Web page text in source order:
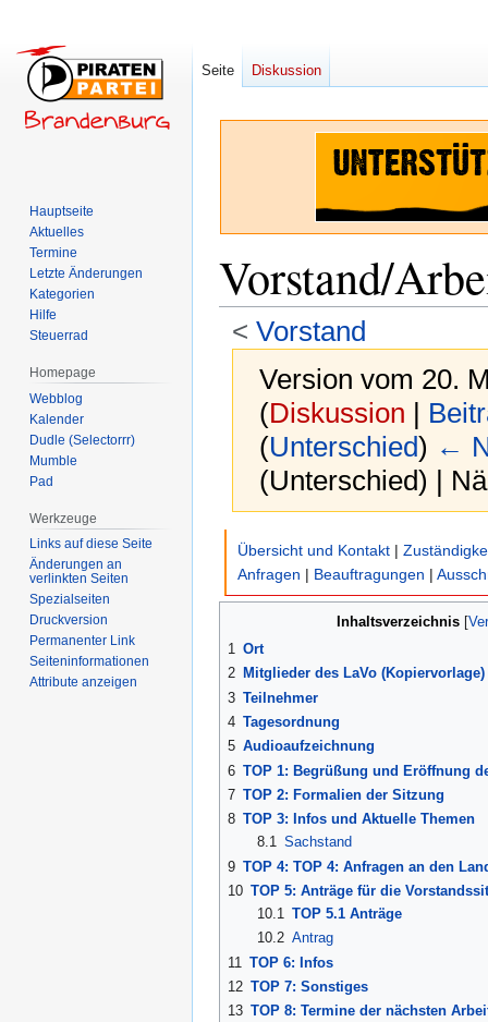
Vorstand/
< Vorstand
Version vom 20.
(Diskussion |
(Unterschied) ←
(Unterschied) |
Zur
springen
Zur
springen
Übersicht und Kontakt |
Anfragen | Beauftragungen |
Inhaltsverzeichnis
1 Ort
2 Mitglieder des LaVo (Kopiervorlage)
3 Teilnehmer
4 Tagesordnung
5 Audioaufzeichnung
6 TOP 1: Begrüßung und Eröffnung
7 TOP 2: Formalien der Sitzung
8 TOP 3: Infos und Aktuelle Themen
8.1 Sachstand
9 TOP 4: TOP 4: Anfragen an den
10 TOP 5: Anträge für die
10.1 TOP 5.1 Anträge
10.2 Antrag
11
TOP 6: Infos
12 TOP 7: Sonstiges
13 TOP 8: Termine der nächsten
Seite Diskussion
Hauptseite
Aktuelles
Termine
Letzte Änderungen
Kategorien
Hilfe
Steuerrad
Homepage
Webblog
Kalender
Dudle (Selectorrr)
Mumble
Pad
Werkzeuge
Links auf diese Seite
Änderungen an
verlinkten Seiten
Spezialseiten
Druckversion
Permanenter Link
Seiten­­informationen
Attribute anzeigen